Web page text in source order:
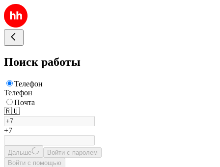
Поиск работы
Телефон
Телефон
Почта
🇷🇺
+7
Дальше
Войти с паролем
Войти с помощью